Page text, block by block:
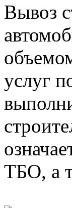
Вывоз
услуг
ТБО, а